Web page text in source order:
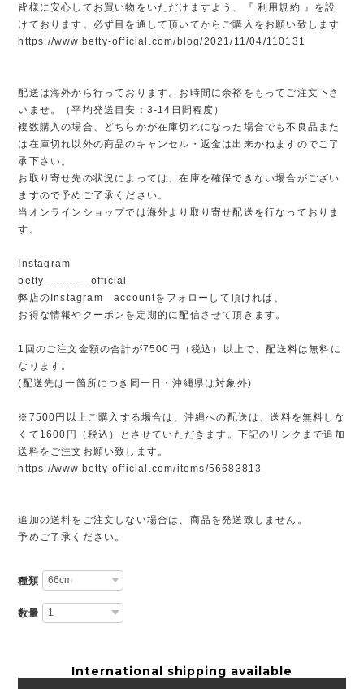
皆様に安心してお買い物をいただけますよう、『 利用規約 』を設
けております。必ず目を通して頂いてからご購入をお願い致します
https://www.betty-official.com/blog/2021/11/04/110131
配送は海外から行っております。お時間に余裕をもってご注文下さ
いませ。（平均発送目安：3-14日間程度）
複数購入の場合、どちらかが在庫切れになった場合でも不良品また
は在庫切れ以外の商品のキャンセル・返金は出来かねますのでご了
承下さい。
お取り寄せ先の状況によっては、在庫を確保できない場合がござい
ますので予めご了承ください。
当オンラインショップでは海外より取り寄せ配送を行なっておりま
す。
Instagram
betty_______official
弊店のInstagram accountをフォローして頂ければ、
お得な情報やクーポンを定期的に配信させて頂きます。
1回のご注文金額の合計が7500円（税込）以上で、配送料は無料に
なります。
(配送先は一箇所につき同一日・沖縄県は対象外)
※7500円以上ご購入する場合は、沖縄への配送は、送料を無料しな
くて1600円（税込）とさせていただきます。下記のリンクまで追加
送料をご注文お願い致します。
https://www.betty-official.com/items/56683813
追加の送料をご注文しない場合は、商品を発送致しません。
予めご了承ください。
種類
数量
International shipping available